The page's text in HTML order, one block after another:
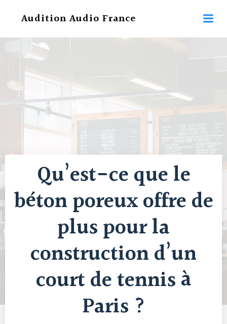
au
Audition Audio France
Qu’est-ce que le
béton poreux offre de
plus pour la
construction d’un
court de tennis à
Paris ?